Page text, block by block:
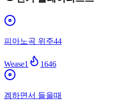
피아노곡 위주44
Wease1 1646
겜하면서 들을때